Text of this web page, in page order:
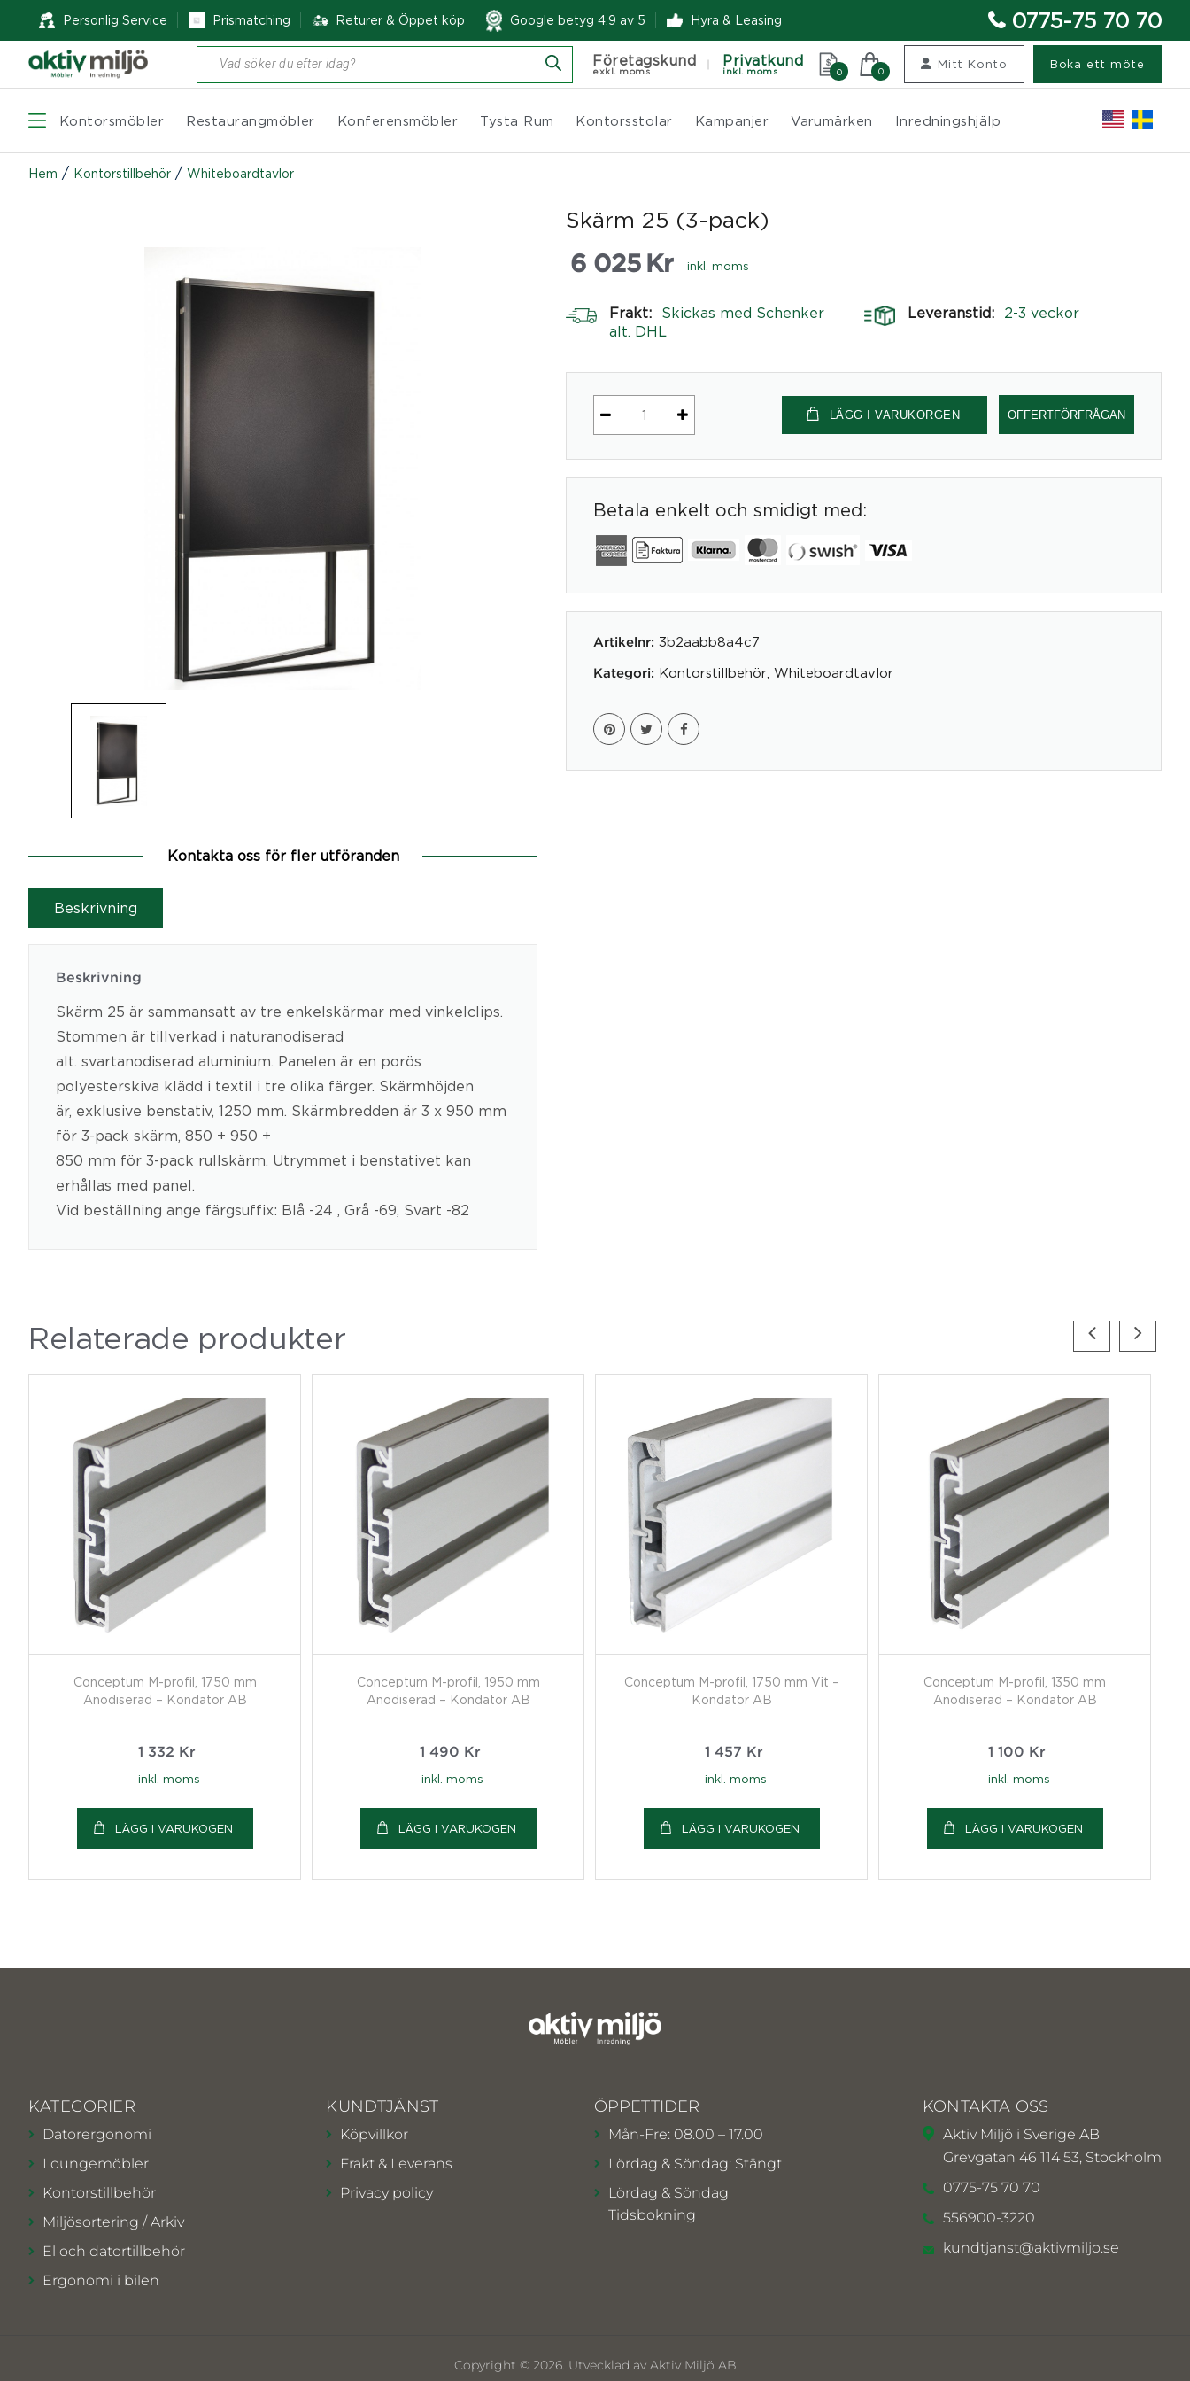
Personlig Service Prismatching Returer & Öppet köp Google betyg 4.9 av 5 Hyra & Leasing 0775-75 70 70
Produktsökning Företagskund
exkl. moms
Privatkund
inkl. moms 0 0
Mitt Konto Boka ett möte
Kontorsmöbler Restaurangmöbler Konferensmöbler Tysta Rum Kontorsstolar Kampanjer Varumärken Inredningshjälp
Hem / Kontorstillbehör / Whiteboardtavlor
Kontakta oss för fler utföranden
Beskrivning
Beskrivning
Skärm 25 är sammansatt av tre enkelskärmar med vinkelclips.
Stommen är tillverkad i naturanodiserad
alt. svartanodiserad aluminium. Panelen är en porös
polyesterskiva klädd i textil i tre olika färger. Skärmhöjden
är, exklusive benstativ, 1250 mm. Skärmbredden är 3 x 950 mm
för 3-pack skärm, 850 + 950 +
850 mm för 3-pack rullskärm. Utrymmet i benstativet kan
erhållas med panel.
Vid beställning ange färgsuffix: Blå -24 , Grå -69, Svart -82
Skärm 25 (3-pack)
6 025 Kr inkl. moms
Frakt:
Skickas med Schenker
alt. DHL
Leveranstid: 2-3 veckor
mängd
LÄGG I VARUKORGEN OFFERTFÖRFRÅGAN
Betala enkelt och smidigt med:
Artikelnr: 3b2aabb8a4c7
Kategori: Kontorstillbehör Whiteboardtavlor
Relaterade produkter
Conceptum M-profil, 1750 mm
Anodiserad – Kondator AB
1 332 Kr
inkl. moms
LÄGG I VARUKOGEN
Conceptum M-profil, 1950 mm
Anodiserad – Kondator AB
1 490 Kr
inkl. moms
LÄGG I VARUKOGEN
Conceptum M-profil, 1750 mm Vit –
Kondator AB
1 457 Kr
inkl. moms
LÄGG I VARUKOGEN
Conceptum M-profil, 1350 mm
Anodiserad – Kondator AB
1 100 Kr
inkl. moms
LÄGG I VARUKOGEN
KATEGORIER
Datorergonomi
Loungemöbler
Kontorstillbehör
Miljösortering / Arkiv
El och datortillbehör
Ergonomi i bilen
KUNDTJÄNST
Köpvillkor
Frakt & Leverans
Privacy policy
ÖPPETTIDER
Mån-Fre: 08.00 – 17.00
Lördag & Söndag: Stängt
Lördag & Söndag
Tidsbokning
KONTAKTA OSS
Aktiv Miljö i Sverige AB
Grevgatan 46 114 53, Stockholm
0775-75 70 70
556900-3220
kundtjanst@aktivmiljo.se
Copyright © 2026. Utvecklad av Aktiv Miljö AB